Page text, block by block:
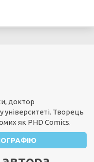
доктор
Творець
як PHD Comics.